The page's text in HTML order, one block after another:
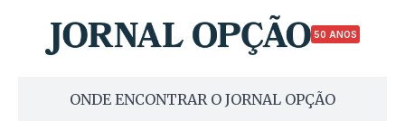
50 ANOS
ONDE ENCONTRAR O JORNAL OPÇÃO